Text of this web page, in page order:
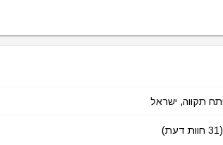
תקווה, ישראל
(31 חוות דעת)